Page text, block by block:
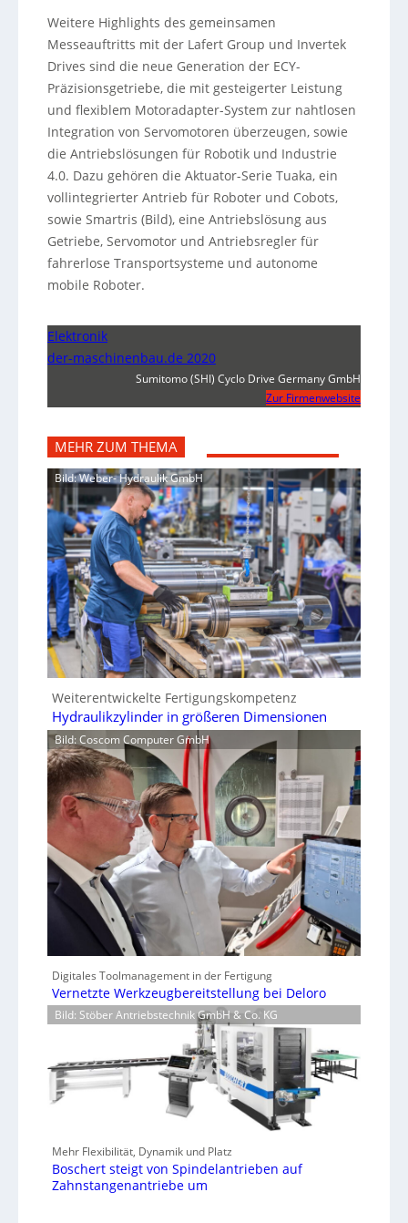
Weitere Highlights des gemeinsamen
Messeauftritts mit der Lafert Group und Invertek
Drives sind die neue Generation der ECY-
Präzisionsgetriebe, die mit gesteigerter Leistung
und flexiblem Motoradapter-System zur nahtlosen
Integration von Servomotoren überzeugen, sowie
die Antriebslösungen für Robotik und Industrie
4.0. Dazu gehören die Aktuator-Serie Tuaka, ein
vollintegrierter Antrieb für Roboter und Cobots,
sowie Smartris (Bild), eine Antriebslösung aus
Getriebe, Servomotor und Antriebsregler für
fahrerlose Transportsysteme und autonome
mobile Roboter.
Elektronik
der-maschinenbau.de 2020
Sumitomo (SHI) Cyclo Drive Germany GmbH
Zur Firmenwebsite
MEHR ZUM THEMA
Bild: Weber- Hydraulik GmbH
Weiterentwickelte Fertigungskompetenz
Hydraulikzylinder in größeren Dimensionen
Bild: Coscom Computer GmbH
Digitales Toolmanagement in der Fertigung
Vernetzte Werkzeugbereitstellung bei Deloro
Bild: Stöber Antriebstechnik GmbH & Co. KG
Mehr Flexibilität, Dynamik und Platz
Boschert steigt von Spindelantrieben auf
Zahnstangenantriebe um